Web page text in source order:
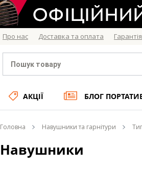
Про нас Доставка та оплата
АКЦІЇ БЛОГ
Головна Навушники та гарнітури
Навушники